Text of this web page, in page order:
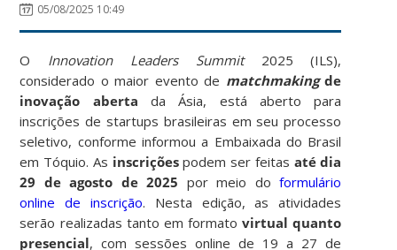
05/08/2025 10:49
O Innovation Leaders Summit 2025 (ILS),
considerado o maior evento de matchmakingde
inovação aberta da Ásia, está aberto para
inscrições de startups brasileiras em seu processo
seletivo, conforme informou a Embaixada do Brasil
em Tóquio. As inscriçõespodem ser feitas até dia
29 de agosto de 2025 por meio doformulário
online de inscrição. Nesta edição, as atividades
serão realizadas tanto em formatovirtual quanto
presencial, com sessões online de 19 a 27 de